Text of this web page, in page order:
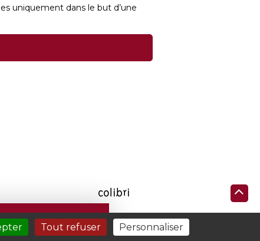
uniquement dans le but d’une
Tout refuser Personnaliser